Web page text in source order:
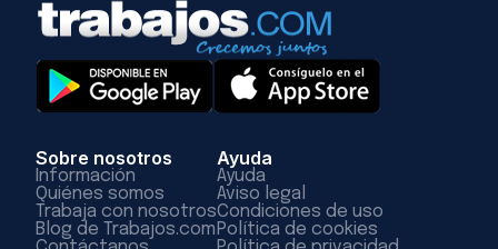
Sobre nosotros
Información
Quiénes somos
Trabaja con nosotros
Blog de Trabajos.com
Ayuda
Ayuda
Aviso legal
Condiciones de uso
Política de cookies